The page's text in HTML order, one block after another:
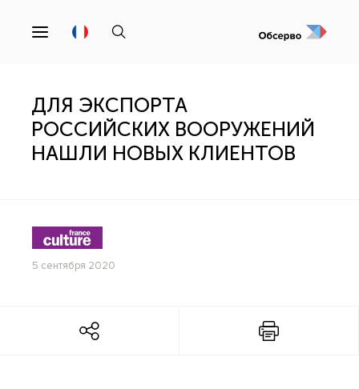
ДЛЯ ЭКСПОРТА
РОССИЙСКИХ ВООРУЖЕНИЙ
НАШЛИ НОВЫХ КЛИЕНТОВ
5 сентября 2020